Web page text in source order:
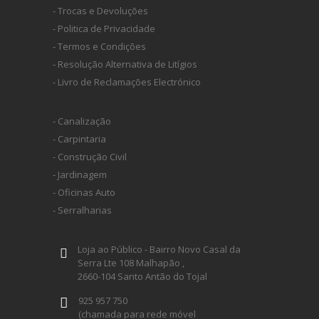
DISCO DE SERRA
LIXAS - DISCO PLATIN 2 Ø 150
LIXAS - DISCO PLATIN 2 Ø 90
LIXAS - FOLHAS GRANAT V93
LIXAS - ROLO DE CINTA GRANAT
LIXAS - TIRAS GRANAT 115X228
- Trocas e Devoluções
- Politica de Privacidade
- Termos e Condições
- Resolução Alternativa de Litígios
- Livro de Reclamações Electrónico
- Canalização
- Carpintaria
- Construção Civil
- Jardinagem
- Oficinas Auto
- Serralharias
Loja ao Público - Bairro Novo Casal da
Serra Lte 108 Malhapão ,
2660-104 Santo Antão do Tojal
925 957 750
(chamada para rede móvel